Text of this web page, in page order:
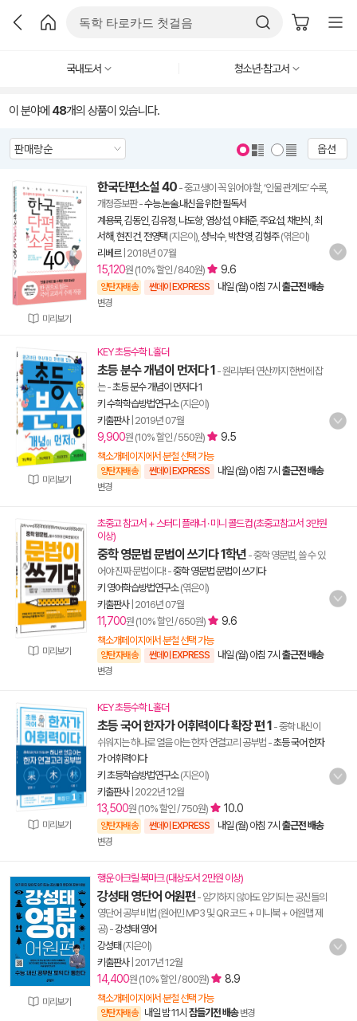
국내도서 청소년·참고서
이 분야에 48개의 상품이 있습니다.
옵션
미리보기
한국단편소설 40 - 중고생이 꼭 읽어야 할, ‘인물 관계도’ 수록,
개정증보판-수능.논술.내신을 위한 필독서
계용묵, 김동인 김유정 나도향, 염상섭, 이태준, 주요섭, 채만식 최
서해 현진건, 전영택 (지은이), 성낙수, 박찬영, 김형주(엮은이)
리베르| 2018년 07월
15,120원 (10% 할인 / 840원) 9.6
양탄자배송 썬데이 EXPRESS 내일 (월) 아침 7시 출근전 배송
변경
미리보기
KEY 초등수학 L홀더
초등 분수 개념이 먼저다 1 - 원리부터 연산까지 한번에 잡
는-초등 분수 개념이 먼저다 1
키 수학학습방법연구소(지은이)
키출판사| 2019년 07월
9,900원 (10% 할인 / 550원) 9.5
책소개페이지에서 분철 선택 가능
양탄자배송 썬데이 EXPRESS 내일 (월) 아침 7시 출근전 배송
변경
미리보기
초중고 참고서 + 스터디 플래너 · 미니 콜드컵 (초중고참고서 3만원
이상)
중학 영문법 문법이 쓰기다 1학년 - 중학 영문법, 쓸 수 있
어야 진짜 문법이다!-중학 영문법 문법이 쓰기다
키 영어학습방법연구소(엮은이)
키출판사| 2016년 07월
11,700원 (10% 할인 / 650원) 9.6
책소개페이지에서 분철 선택 가능
양탄자배송 썬데이 EXPRESS 내일 (월) 아침 7시 출근전 배송
변경
미리보기
KEY 초등수학 L홀더
초등 국어 한자가 어휘력이다 확장 편 1 - 중학 내신이
쉬워지는 하나로 열을 아는 한자 연결고리 공부법 -초등 국어 한자
가 어휘력이다
키 초등학습방법연구소(지은이)
키출판사| 2022년 12월
13,500원 (10% 할인 / 750원) 10.0
양탄자배송 썬데이 EXPRESS 내일 (월) 아침 7시 출근전 배송
변경
미리보기
행운 아크릴 북마크 (대상도서 2만원 이상)
강성태 영단어 어원편 - 암기하지 않아도 암기되는 공신들의
영단어 공부 비법 (원어민 MP3 및 QR 코드 + 미니북 + 어원맵 제
공) -강성태 영어
강성태 (지은이)
키출판사| 2017년 12월
14,400원 (10% 할인 / 800원) 8.9
책소개페이지에서 분철 선택 가능
양탄자배송 내일 밤 11시 잠들기전 배송 변경